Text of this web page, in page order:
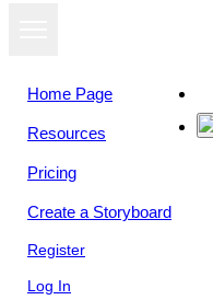
Home Page
Resources
Pricing
Create a Storyboard
Register
Log In